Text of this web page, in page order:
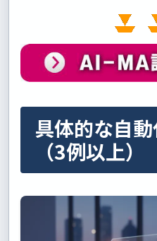
具体的な自
（3例以上）